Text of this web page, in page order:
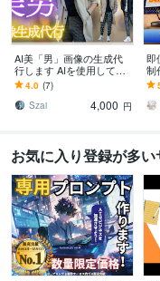
AI美「男」画像の生成代
行します AIを使用して、
韓流アイドル風、ジャニ
ーズ風男性の画像生成！
4.0 (7)
Szai
4,000 円
即
制
ル
プ
お気に入り登録が多い